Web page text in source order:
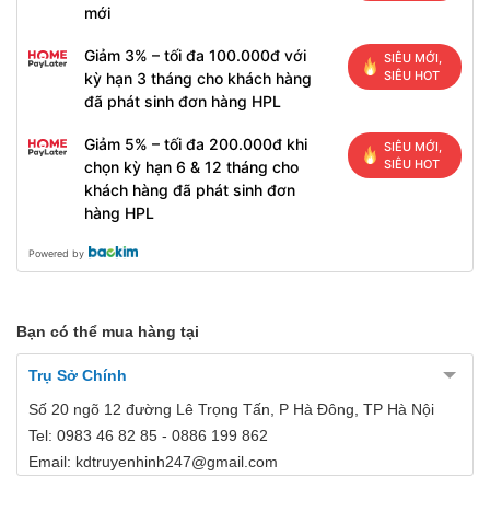
mới
Giảm 3% – tối đa 100.000đ với
kỳ hạn 3 tháng cho khách hàng
đã phát sinh đơn hàng HPL
SIÊU MỚI,
SIÊU HOT
Giảm 5% – tối đa 200.000đ khi
chọn kỳ hạn 6 & 12 tháng cho
khách hàng đã phát sinh đơn
hàng HPL
SIÊU MỚI,
SIÊU HOT
Powered by
Bạn có thể mua hàng tại
Trụ Sở Chính
Số 20 ngõ 12 đường Lê Trọng Tấn, P Hà Đông, TP Hà Nội
Tel: 0983 46 82 85 - 0886 199 862
Email: kdtruyenhinh247@gmail.com